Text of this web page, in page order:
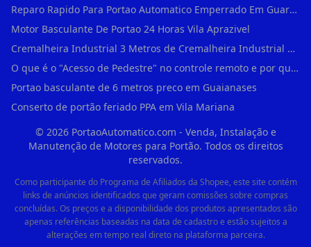
Reparo Rapido Para Portao Automatico Emperrado Em Guarulhos
Motor Basculante De Portao 24 Horas Vila Aprazivel
Cremalheira Industrial 3 Metros de Cremalheira Industrial Para Motores Deslizant em Rio Pequeno
O que é o "Acesso de Pedestre" no controle remoto e por que usá-lo em Água Branca?
Portao basculante de 6 metros preco em Guaianases
Conserto de portão feriado PPA em Vila Mariana
© 2026PortaoAutomatico.com - Venda, Instalação e
Manutenção de Motores para Portão. Todos os direitos
reservados.
Como participante do Programa de Afiliados da Shopee, este site contém
links de anúncios identificados que geram comissões sobre compras
concluídas. Os preços e a disponibilidade dos produtos apresentados são
apenas referências baseadas na data de cadastro e estão sujeitos a
alterações em tempo real direto na plataforma parceira.